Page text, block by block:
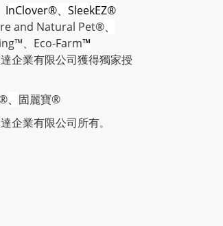
InClover®、SleekEZ®
and Natural Pet®、
、 Eco-Farm™
企業有限公司獲得獨家授
、 固麗寶®
企業有限公司所有。